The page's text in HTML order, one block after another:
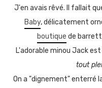
J'en avais rêvé. Il fallait
Baby, délicatement
boutique de
L'adorable minou Jack
tout
On a "dignement" enterré